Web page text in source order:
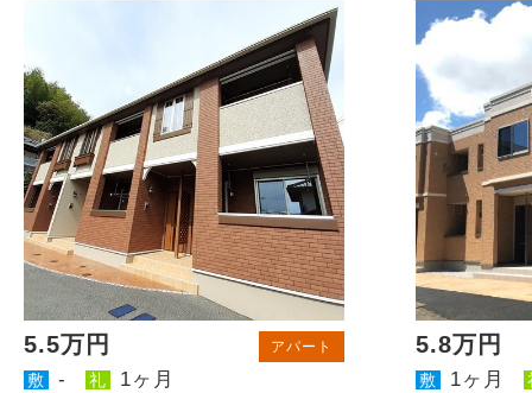
5.5万円 アパート
敷 - 礼
1ヶ月
5.8万円
敷 1ヶ月